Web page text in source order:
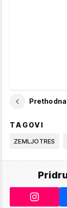
TAGOVI
ZEMLJOTRES